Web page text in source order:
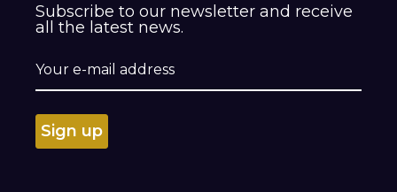
Subscribe to our newsletter and receive
all the latest news.